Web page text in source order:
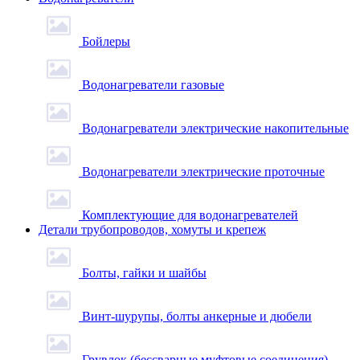
Бойлеры
Водонагреватели газовые
Водонагреватели электрические накопительные
Водонагреватели электрические проточные
Комплектующие для водонагревателей
Детали трубопроводов, хомуты и крепеж
Болты, гайки и шайбы
Винт-шурупы, болты анкерные и дюбели